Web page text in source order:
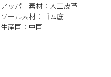
アッパー素材：人工皮革
ソール素材：ゴム底
生産国：中国